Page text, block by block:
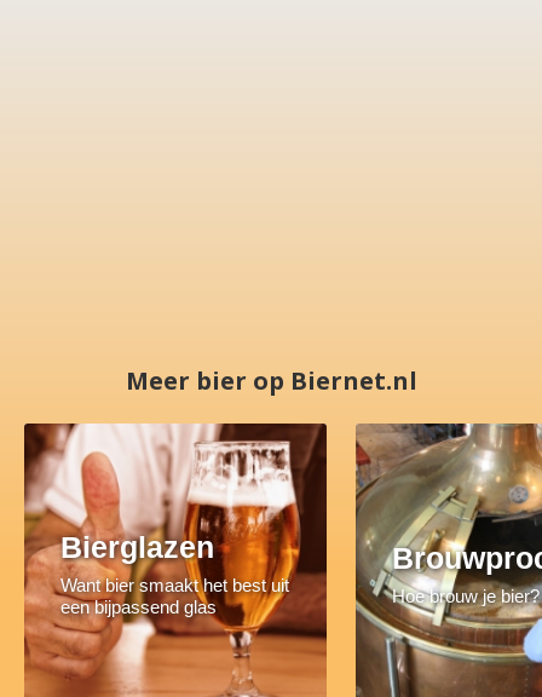
Meer bier op Biernet.nl
Bierglazen
Want bier smaakt het best uit
een bijpassend glas
Hoe brouw je bier?